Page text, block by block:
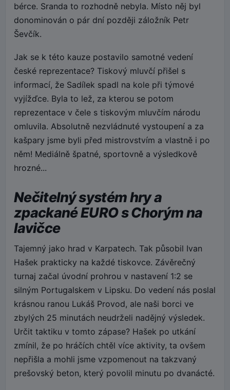
bérce. Sranda to rozhodně nebyla. Místo něj byl
donominován o pár dní později záložník Petr
Ševčík.
Jak se k této kauze postavilo samotné vedení
české reprezentace? Tiskový mluvčí přišel s
informací, že Sadílek spadl na kole při týmové
vyjížďce. Byla to lež, za kterou se potom
reprezentace v čele s tiskovým mluvčím národu
omluvila. Absolutně nezvládnuté vystoupení a za
kašpary jsme byli před mistrovstvím a vlastně i po
něm! Mediálně špatné, sportovně a výsledkově
hrozné...
Nečitelný systém hry a
zpackané EURO s Chorým na
lavičce
Tajemný jako hrad v Karpatech. Tak působil Ivan
Hašek prakticky na každé tiskovce. Závěrečný
turnaj začal úvodní prohrou v nastavení 1:2 se
silným Portugalskem v Lipsku. Do vedení nás poslal
krásnou ranou Lukáš Provod, ale naši borci ve
zbylých 25 minutách neudrželi nadějný výsledek.
Určit taktiku v tomto zápase? Hašek po utkání
zmínil, že po hráčích chtěl více aktivity, ta ovšem
nepřišla a mohli jsme vzpomenout na takzvaný
prešovský beton, který povolil minutu po dvanácté.